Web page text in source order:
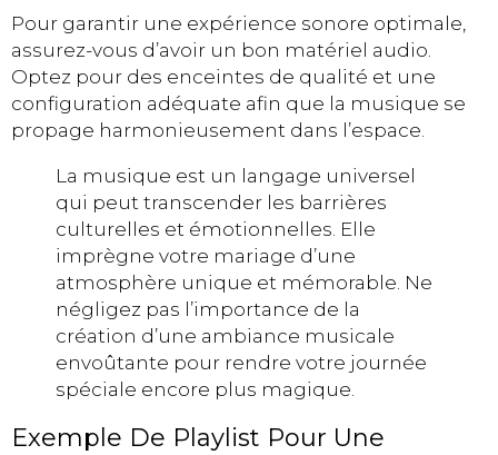
Pour garantir une expérience sonore optimale,
assurez-vous d’avoir un bon matériel audio.
Optez pour des enceintes de qualité et une
configuration adéquate afin que la musique se
propage harmonieusement dans l’espace.
La musique est un langage universel
qui peut transcender les barrières
culturelles et émotionnelles. Elle
imprègne votre mariage d’une
atmosphère unique et mémorable. Ne
négligez pas l’importance de la
création d’une ambiance musicale
envoûtante pour rendre votre journée
spéciale encore plus magique.
Exemple De Playlist Pour Une